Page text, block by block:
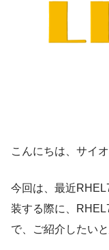
こんにちは、サイ
今回は、最近
装する際に、
で、ご紹介したいと